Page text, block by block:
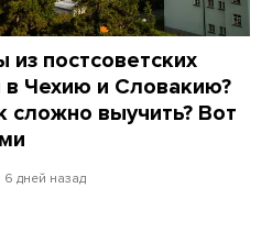
постсоветских
в Чехию и Словакию?
сложно выучить? Вот
6 дней назад